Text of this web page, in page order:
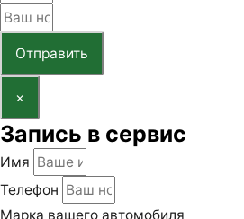
Отправить
×
Запись в сервис
Имя
Телефон
Марка вашего автомобиля